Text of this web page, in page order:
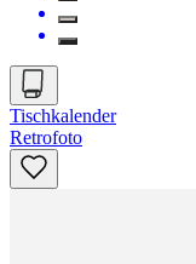
Tischkalender
Retrofoto